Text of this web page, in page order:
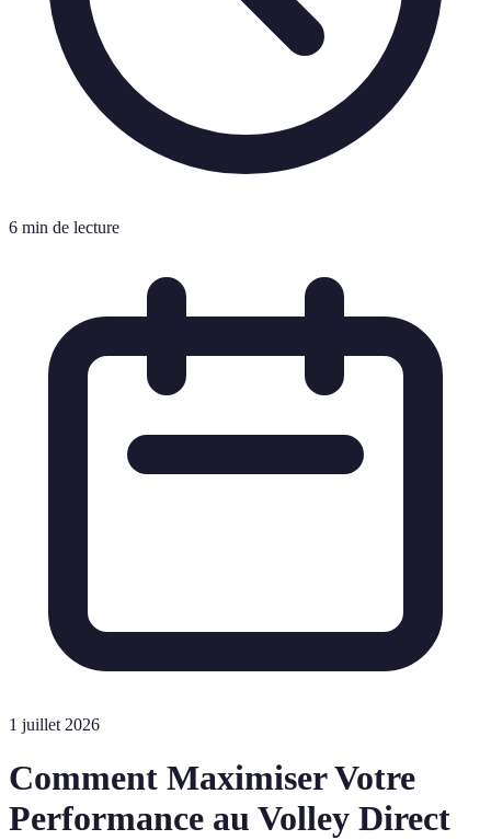
6 min de lecture
1 juillet 2026
Comment Maximiser Votre
Performance au Volley Direct